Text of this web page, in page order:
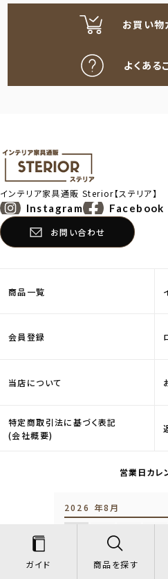
お買い物
よくある
インテリア家具通販Sterior【ステリア】
Instagram Facebook
お問い合わせ
商品一覧
会員登録
当店について
特定商取引法に基づく表記
(会社概要)
営業日カレ
2026 年8月
3 4